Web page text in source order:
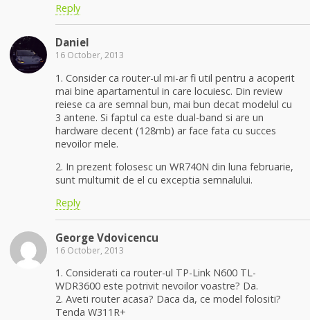
Reply
Daniel
16 October, 2013
1. Consider ca router-ul mi-ar fi util pentru a acoperit
mai bine apartamentul in care locuiesc. Din review
reiese ca are semnal bun, mai bun decat modelul cu
3 antene. Si faptul ca este dual-band si are un
hardware decent (128mb) ar face fata cu succes
nevoilor mele.
2. In prezent folosesc un WR740N din luna februarie,
sunt multumit de el cu exceptia semnalului.
Reply
George Vdovicencu
16 October, 2013
1. Considerati ca router-ul TP-Link N600 TL-
WDR3600 este potrivit nevoilor voastre? Da.
2. Aveti router acasa? Daca da, ce model folositi?
Tenda W311R+